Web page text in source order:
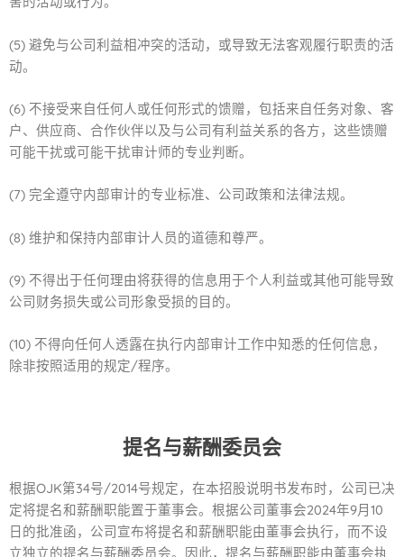
(5) 避免与公司利益相冲突的活动，或导致无法客观履行职责的活
动。
(6) 不接受来自任何人或任何形式的馈赠，包括来自任务对象、客
户、供应商、合作伙伴以及与公司有利益关系的各方，这些馈赠
可能干扰或可能干扰审计师的专业判断。
(7) 完全遵守内部审计的专业标准、公司政策和法律法规。
(8) 维护和保持内部审计人员的道德和尊严。
(9) 不得出于任何理由将获得的信息用于个人利益或其他可能导致
公司财务损失或公司形象受损的目的。
(10) 不得向任何人透露在执行内部审计工作中知悉的任何信息，
除非按照适用的规定/程序。
提名与薪酬委员会
根据OJK第34号/2014号规定，在本招股说明书发布时，公司已决
定将提名和薪酬职能置于董事会。根据公司董事会2024年9月10
日的批准函，公司宣布将提名和薪酬职能由董事会执行，而不设
立独立的提名与薪酬委员会。因此，提名与薪酬职能由董事会执